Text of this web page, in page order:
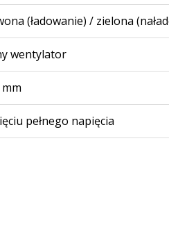
(ładowanie) / zielona
wentylator
mm
pełnego napięcia